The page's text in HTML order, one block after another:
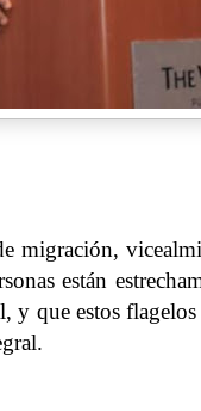
están
que estos